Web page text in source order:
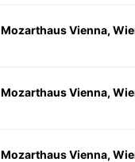
Mozarthaus Vienna,
Mozarthaus Vienna,
Mozarthaus Vienna,